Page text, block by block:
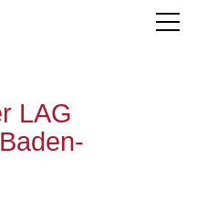
LAG